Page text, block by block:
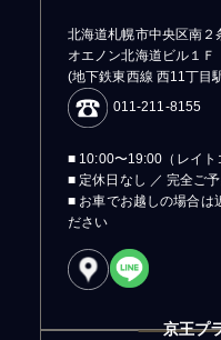
北海道札幌市中央区南２
オエノン北海道ビル１Ｆ
(地下鉄東西線 西11丁目
011-211-8155
■ 10:00〜19:00（レイト
■ 定休日なし ／ 完全ご予
■ お車でお越しの場合は
ださい
京王プ